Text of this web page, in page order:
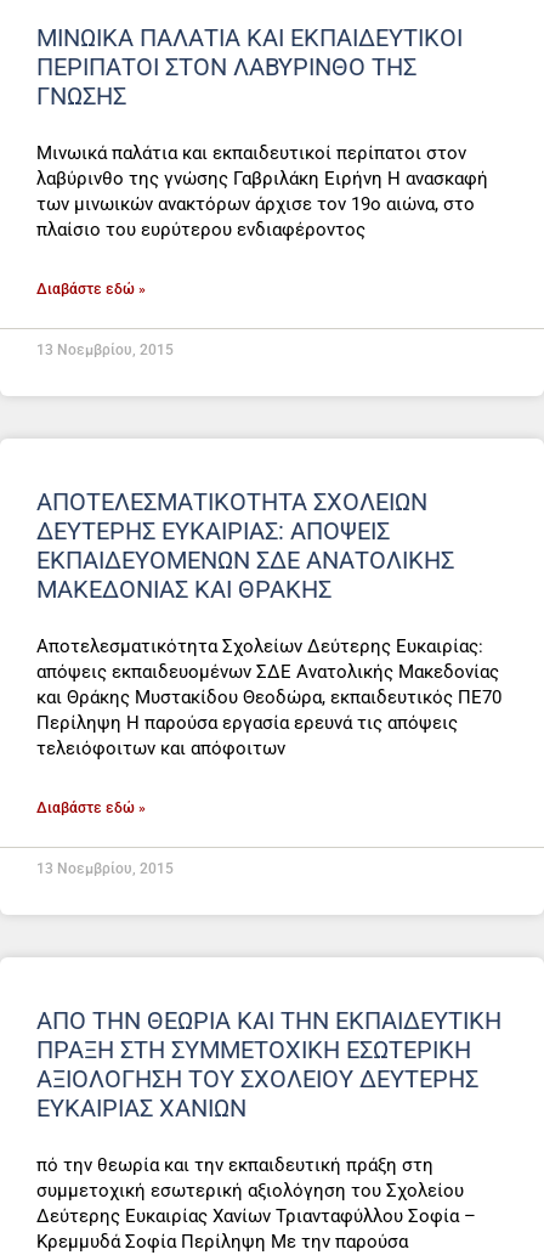
ΜΙΝΩΙΚΆ ΠΑΛΆΤΙΑ ΚΑΙ ΕΚΠΑΙΔΕΥΤΙΚΟΊ
ΠΕΡΊΠΑΤΟΙ ΣΤΟΝ ΛΑΒΎΡΙΝΘΟ ΤΗΣ
ΓΝΏΣΗΣ
Μινωικά παλάτια και εκπαιδευτικοί περίπατοι στον
λαβύρινθο της γνώσης Γαβριλάκη Ειρήνη Η ανασκαφή
των μινωικών ανακτόρων άρχισε τον 19ο αιώνα, στο
πλαίσιο του ευρύτερου ενδιαφέροντος
Διαβάστε εδώ »
13 Νοεμβρίου, 2015
ΑΠΟΤΕΛΕΣΜΑΤΙΚΌΤΗΤΑ ΣΧΟΛΕΊΩΝ
ΔΕΎΤΕΡΗΣ ΕΥΚΑΙΡΊΑΣ: ΑΠΌΨΕΙΣ
ΕΚΠΑΙΔΕΥΟΜΈΝΩΝ ΣΔΕ ΑΝΑΤΟΛΙΚΉΣ
ΜΑΚΕΔΟΝΊΑΣ ΚΑΙ ΘΡΆΚΗΣ
Αποτελεσματικότητα Σχολείων Δεύτερης Ευκαιρίας:
απόψεις εκπαιδευομένων ΣΔΕ Ανατολικής Μακεδονίας
και Θράκης Μυστακίδου Θεοδώρα, εκπαιδευτικός ΠΕ70
Περίληψη Η παρούσα εργασία ερευνά τις απόψεις
τελειόφοιτων και απόφοιτων
Διαβάστε εδώ »
13 Νοεμβρίου, 2015
ΑΠΌ ΤΗΝ ΘΕΩΡΊΑ ΚΑΙ ΤΗΝ ΕΚΠΑΙΔΕΥΤΙΚΉ
ΠΡΆΞΗ ΣΤΗ ΣΥΜΜΕΤΟΧΙΚΉ ΕΣΩΤΕΡΙΚΉ
ΑΞΙΟΛΌΓΗΣΗ ΤΟΥ ΣΧΟΛΕΊΟΥ ΔΕΎΤΕΡΗΣ
ΕΥΚΑΙΡΊΑΣ ΧΑΝΊΩΝ
πό την θεωρία και την εκπαιδευτική πράξη στη
συμμετοχική εσωτερική αξιολόγηση του Σχολείου
Δεύτερης Ευκαιρίας Χανίων Τριανταφύλλου Σοφία –
Κρεμμυδά Σοφία Περίληψη Με την παρούσα